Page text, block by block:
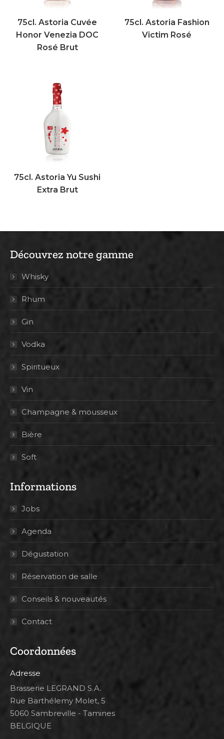
75cl. Astoria Cuvée
Honor Venezia DOC
Rosé Brut
75cl. Astoria Fashion
Victim Rosé
75cl. Astoria Yu Sushi
Extra Brut
Découvrez notre gamme
Whisky
Rhum
Gin
Vodka
Spiritueux
Vin
Champagne & mousseux
Bière
Soft
Informations
Jobs
Agenda
Dégustation
Réservation de salle
Conseils & nouveautés
Contact
Coordonnées
Adresse
Brasserie LEGRAND S.A.
Rue Barthélemy Molet, 5
5060 Sambreville - Tamines
BELGIQUE